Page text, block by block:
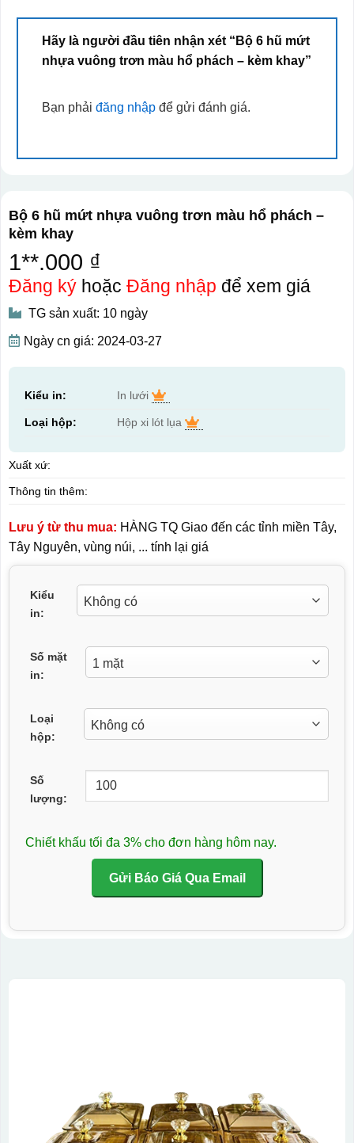
Hãy là người đầu tiên nhận xét “Bộ 6 hũ mứt
nhựa vuông trơn màu hổ phách – kèm khay”
Bạn phải đăng nhậpđể gửi đánh giá.
Bộ 6 hũ mứt nhựa vuông trơn màu hổ phách –
kèm khay
1**.000 ₫
Đăng kýhoặc Đăng nhập để xem giá
TG sản xuất: 10 ngày
Ngày cn giá: 2024-03-27
Kiểu in: In lưới
Loại hộp: Hộp xi lót lụa
Xuất xứ:
Thông tin thêm:
Lưu ý từ thu mua: HÀNG TQ Giao đến các tỉnh miền Tây,
Tây Nguyên, vùng núi, ... tính lại giá
Kiểu
in:
Số mặt
in:
Loại
hộp:
Số
lượng:
Chiết khấu tối đa 3% cho đơn hàng hôm nay.
Gửi Báo Giá Qua Email